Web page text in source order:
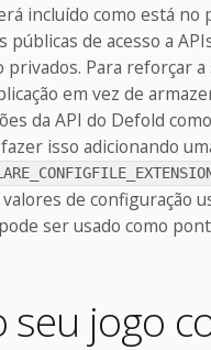
incluído como está no
de acesso a
privados. Para reforçar
em vez de
da API do Defold como
isso adicionando
de configuração
ser usado como
seu jogo